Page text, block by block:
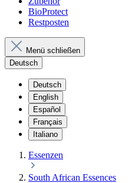
BioProtect
Restposten
Menü schließen
Deutsch
Deutsch
English
Español
Français
Italiano
Essenzen
South African Essences